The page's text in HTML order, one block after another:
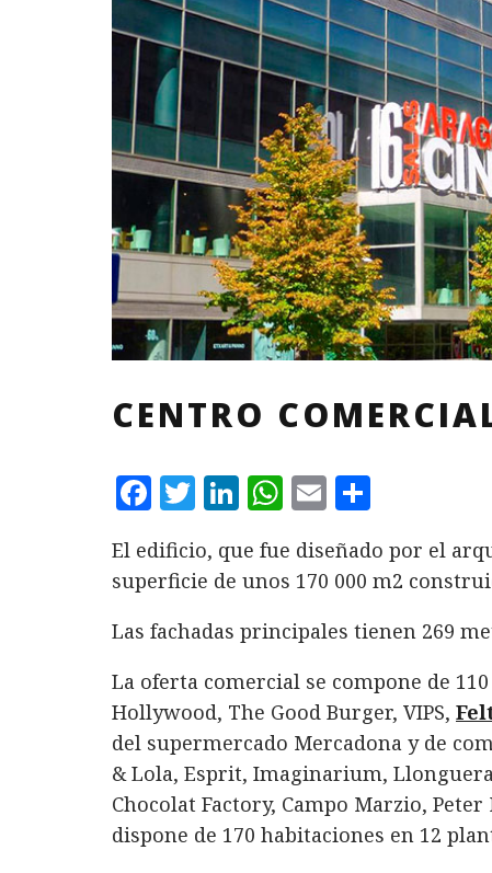
CENTRO
F
c
e
b
o
o
k
T
it
te
r
L
n
k
e
d
I
n
W
at
s
A
p
p
E
ai
l
m
p
a
rt
ir
El edificio, que fue diseñado por el
superficie de unos 170 000 m2
Las fachadas principales tienen 269
La oferta comercial se compone de
Hollywood, The Good Burger, VIPS,
del supermercado Mercadona y de
& Lola, Esprit, Imaginarium,
Chocolat Factory, Campo Marzio,
dispone de 170 habitaciones en 12